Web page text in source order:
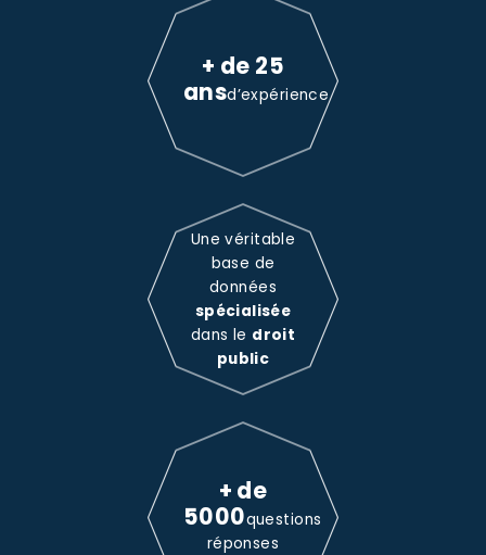
+ de 25
ansd’expérience
Une véritable
base de
données
spécialisée
dans le droit
public
+ de
5000questions
réponses